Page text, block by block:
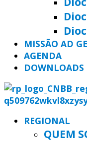
MISSÃO AD
AGENDA
DOWNLOADS
REGIONAL
QUEM